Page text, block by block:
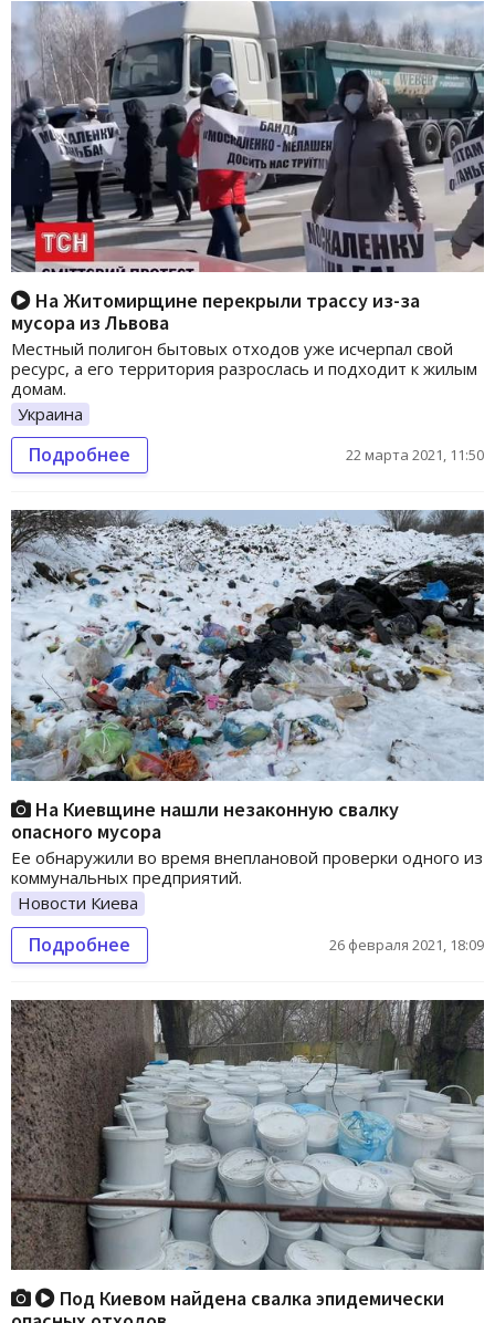
На Житомирщине перекрыли трассу из-за
мусора из Львова
Местный полигон бытовых отходов уже исчерпал свой
ресурс, а его территория разрослась и подходит к жилым
домам.
Украина
Подробнее 22 марта 2021, 11:50
На Киевщине нашли незаконную свалку
опасного мусора
Ее обнаружили во время внеплановой проверки одного из
коммунальных предприятий.
Новости Киева
Подробнее 26 февраля 2021, 18:09
Под Киевом найдена свалка эпидемически